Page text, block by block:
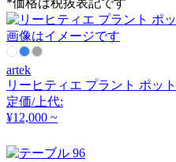
アリアケ
アルペール
arrmet
*価格は税抜表記です
画像はイメージです
artek
リーヒティエ プラント ポット
定価/上代:
¥12,000 ~